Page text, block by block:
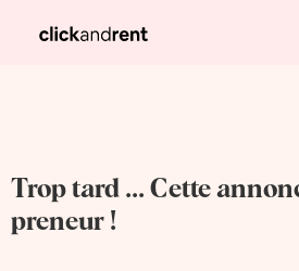
Trop tard ... Cette
preneur !